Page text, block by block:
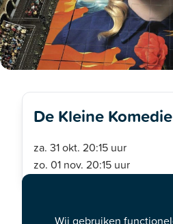
De Kleine Komedie
za. 31 okt. 20:15 uur
zo. 01 nov. 20:15 uur
Wij gebruiken